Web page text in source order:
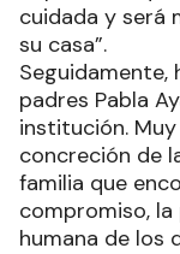
cuidada y será
su casa”.
Seguidamente,
padres Pabla
institución.
concreción de
familia que
compromiso,
humana de los